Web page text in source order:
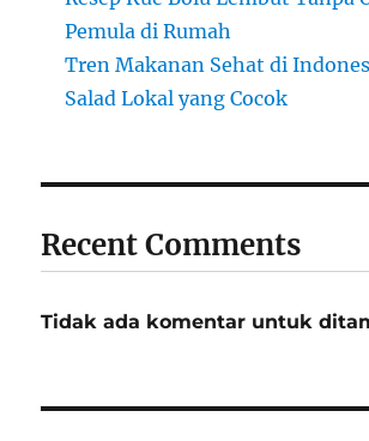
Pemula di Rumah
Tren Makanan Sehat di
Salad Lokal yang Cocok
Recent Comments
Tidak ada komentar untuk